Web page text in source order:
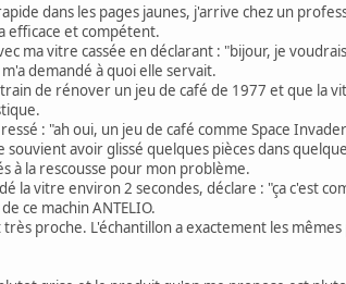
dans les pages jaunes, j'arrive chez un
efficace et compétent.
ma vitre cassée en déclarant : "bijour, je
demandé à quoi elle servait.
de rénover un jeu de café de 1977 et que
: "ah oui, un jeu de café comme Space
souvient avoir glissé quelques pièces dans
à la rescousse pour mon problème.
la vitre environ 2 secondes, déclare : "ça c'est
ce machin ANTELIO.
proche. L'échantillon a exactement les